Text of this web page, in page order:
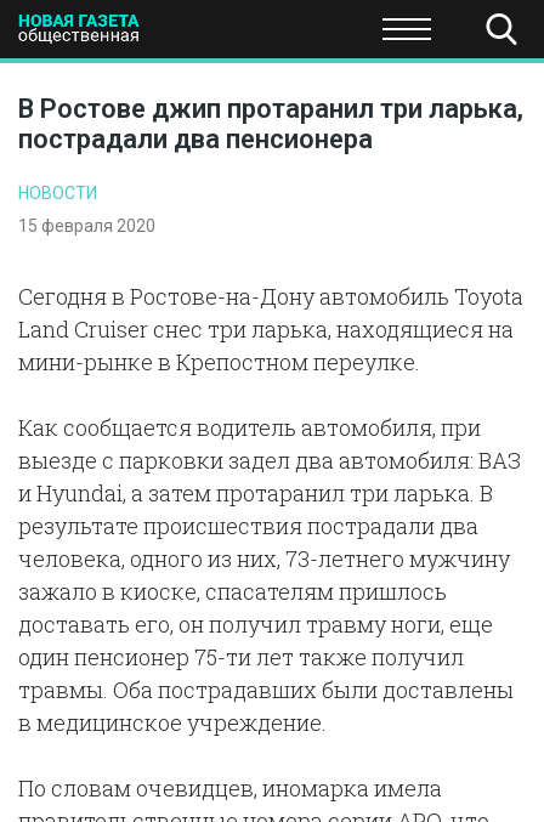
ПОЛИТИКА ЭКОНОМИКА НАУКА И
В Ростове джип протаранил три ларька,
пострадали два пенсионера
НОВОСТИ
15 февраля 2020
Сегодня в Ростове-на-Дону автомобиль Toyota
Land Cruiser снес три ларька, находящиеся на
мини-рынке в Крепостном переулке.
Как сообщается водитель автомобиля, при
выезде с парковки задел два автомобиля: ВАЗ
и Hyundai, а затем протаранил три ларька. В
результате происшествия пострадали два
человека, одного из них, 73-летнего мужчину
зажало в киоске, спасателям пришлось
доставать его, он получил травму ноги, еще
один пенсионер 75-ти лет также получил
травмы. Оба пострадавших были доставлены
в медицинское учреждение.
По словам очевидцев, иномарка имела